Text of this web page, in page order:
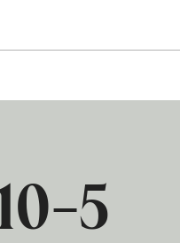
5